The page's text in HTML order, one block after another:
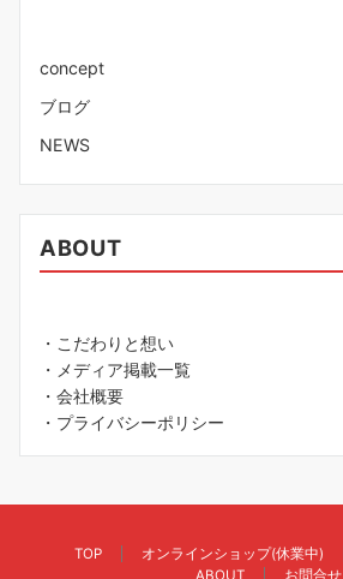
concept
ブログ
NEWS
ABOUT
・こだわりと想い
・メディア掲載一覧
・会社概要
・プライバシーポリシー
TOP オンラインショップ(休業中)
ABOUT
お問合せ